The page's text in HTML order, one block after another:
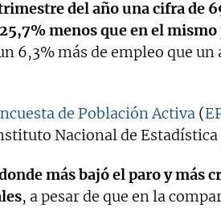
del año una cifra de
menos que en el
6,3% más de empleo que un
de Población Activa (
Nacional de
más bajó el paro y más
, a pesar de que en la